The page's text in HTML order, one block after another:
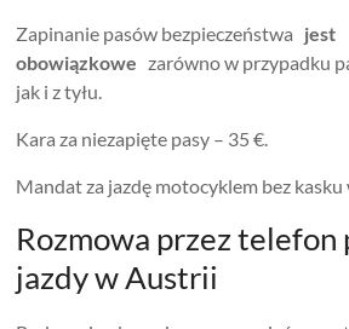
Zapinanie pasów bezpieczeństwa jest
obowiązkowe zarówno w przypadku
jak i z tyłu.
Kara za niezapięte pasy – 35 €.
Mandat za jazdę motocyklem bez
Rozmowa przez telefon
jazdy w Austrii